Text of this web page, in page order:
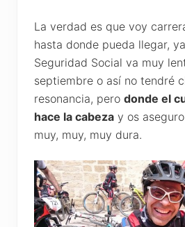
La verdad es que voy
hasta donde pueda llegar,
Seguridad Social va muy
septiembre o así no tendré
resonancia, pero donde el
hace la cabeza y os
muy, muy, muy dura.